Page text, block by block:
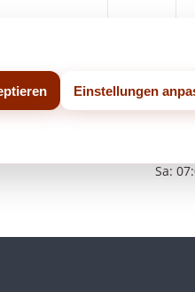
Sa:
Einstellungen